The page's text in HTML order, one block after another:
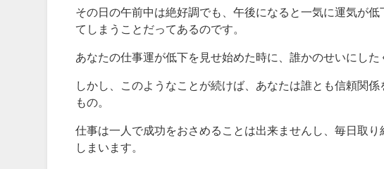
その日の午前中は絶好調でも、午後になると一気に運気が
てしまうことだってあるのです。
あなたの仕事運が低下を見せ始めた時に、誰かのせいにした
しかし、このようなことが続けば、あなたは誰とも信頼関
もの。
仕事は一人で成功をおさめることは出来ませんし、毎日取
しまいます。